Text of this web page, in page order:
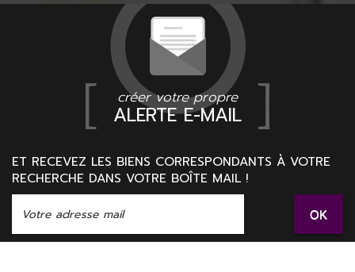
créer votre propre
ALERTE E-MAIL
ET RECEVEZ LES BIENS CORRESPONDANTS À VOTRE
RECHERCHE DANS VOTRE BOÎTE MAIL !
OK